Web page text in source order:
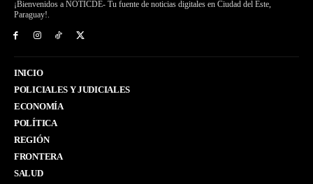
¡Bienvenidos a NOTICDE- Tu fuente de noticias digitales en Ciudad del Este,
Paraguay!.
INICIO
POLICIALES Y JUDICIALES
ECONOMÍA
POLÍTICA
REGIÓN
FRONTERA
SALUD